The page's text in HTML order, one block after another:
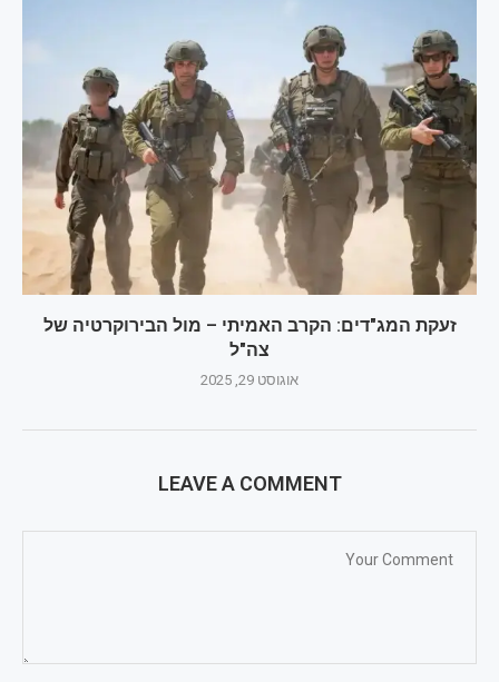
זעקת המג"דים: הקרב האמיתי – מול הבירוקרטיה של
צה"ל
אוגוסט 29, 2025
LEAVE A COMMENT